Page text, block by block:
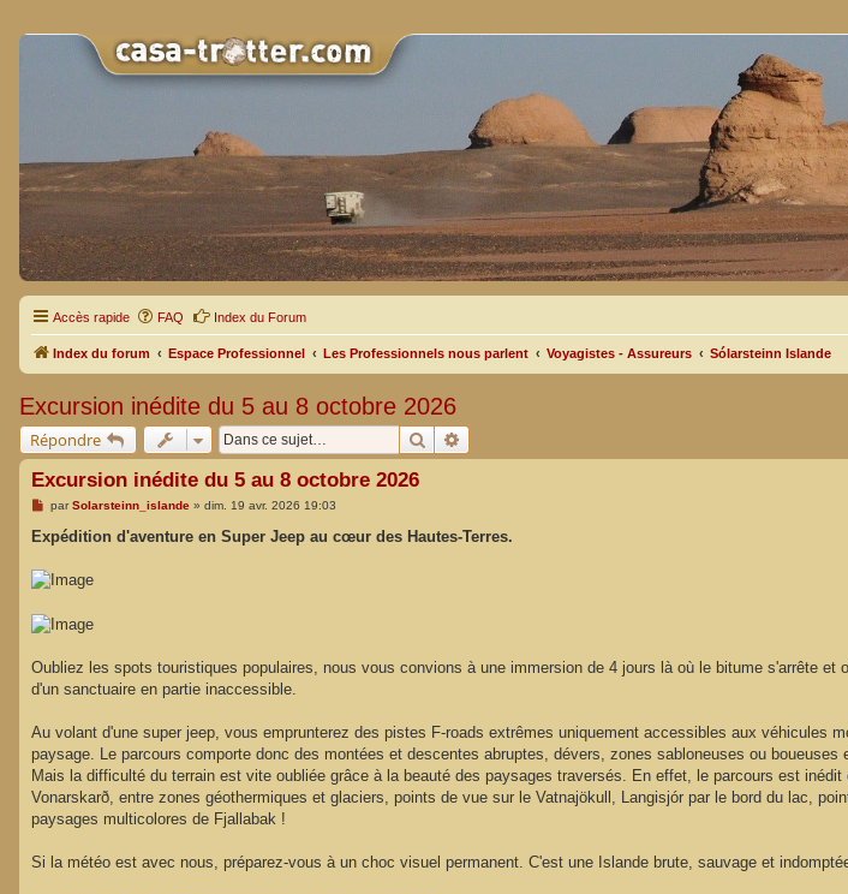
Accès rapide FAQ Index du Forum
Index du forum Espace Professionnel Les Professionnels nous parlent Voyagistes - Assureurs Sólarsteinn Islande
Excursion inédite du 5 au 8 octobre 2026
Répondre Rechercher
Excursion inédite du 5 au 8 octobre 2026
M
s
g
e
parSolarsteinn_islande» dim. 19 avr. 2026 19:03
Expédition d'aventure en Super Jeep au cœur des Hautes-Terres.
Oubliez les spots touristiques populaires, nous vous convions à une immersion de 4 jours là où le bitume s'arrête
d'un sanctuaire en partie inaccessible.
Au volant d'une super jeep, vous emprunterez des pistes F-roads extrêmes uniquement accessibles aux véhicules
paysage. Le parcours comporte donc des montées et descentes abruptes, dévers, zones sabloneuses ou
Mais la difficulté du terrain est vite oubliée grâce à la beauté des paysages traversés. En effet, le parcours est
Vonarskarð, entre zones géothermiques et glaciers, points de vue sur le Vatnajökull, Langisjór par le bord du lac,
paysages multicolores de Fjallabak !
Si la météo est avec nous, préparez-vous à un choc visuel permanent. C'est une Islande brute, sauvage et